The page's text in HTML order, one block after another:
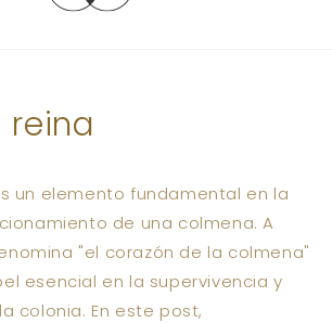
reina
un elemento fundamental en la
de una colmena. A
"el corazón de la colmena"
esencial en la supervivencia y
colonia. En este post,